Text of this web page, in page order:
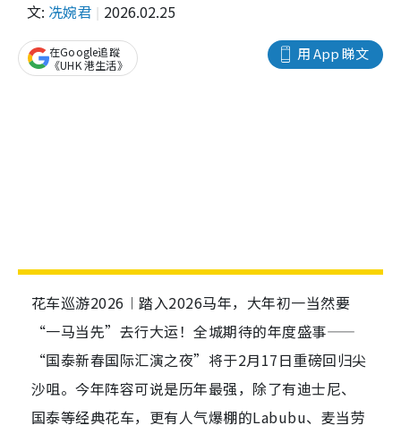
文: 冼婉君 2026.02.25
用 App 睇文
在Google追蹤
《UHK 港生活》
花车巡游2026︱踏入2026马年，大年初一当然要
“一马当先”去行大运！全城期待的年度盛事——
“国泰新春国际汇演之夜”将于2月17日重磅回归尖
沙咀。今年阵容可说是历年最强，除了有迪士尼、
国泰等经典花车，更有人气爆棚的Labubu、麦当劳